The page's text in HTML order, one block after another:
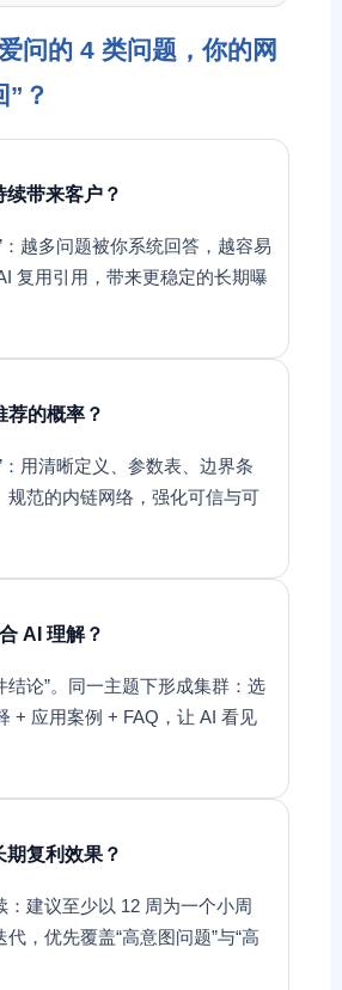
问的 4 类问题，你的网
”？
带来客户？
：越多问题被你系统回答，越容易
复用引用，带来更稳定的长期曝
荐的概率？
：用清晰定义、参数表、边界条
规范的内链网络，强化可信与可
AI 理解？
结论”。同一主题下形成集群：选
+ 应用案例 + FAQ，让 AI 看见
复利效果？
：建议至少以 12 周为一个小周
，优先覆盖“高意图问题”与“高